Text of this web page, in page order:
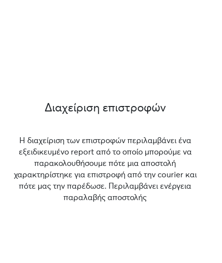
Διαχείριση επιστροφών
Η διαχείριση των επιστροφών περιλαμβάνει ένα
εξειδικευμένο report από το οποίο μπορούμε να
παρακολουθήσουμε πότε μια αποστολή
χαρακτηρίστηκε για επιστροφή από την courier και
πότε μας την παρέδωσε. Περιλαμβάνει ενέργεια
παραλαβής αποστολής